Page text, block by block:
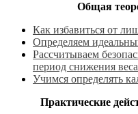
Общая
Как избавиться от
Определяем
Рассчитываем
период снижения веса
Учимся определять
Практические